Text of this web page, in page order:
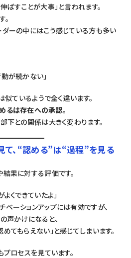
ばすことが大事」と言われます。
ダーの中にはこう感じている方も多い
が続かない」
ているようで全く違います。
るは存在への承認。
下との関係は大きく変わります。
て、“認める”は“過程”を見る
果に対する評価です。
くできていたよ」
ーションアップには有効ですが、
声かけになると、
てもらえない」と感じてしまいます。
ロセスを見ています。